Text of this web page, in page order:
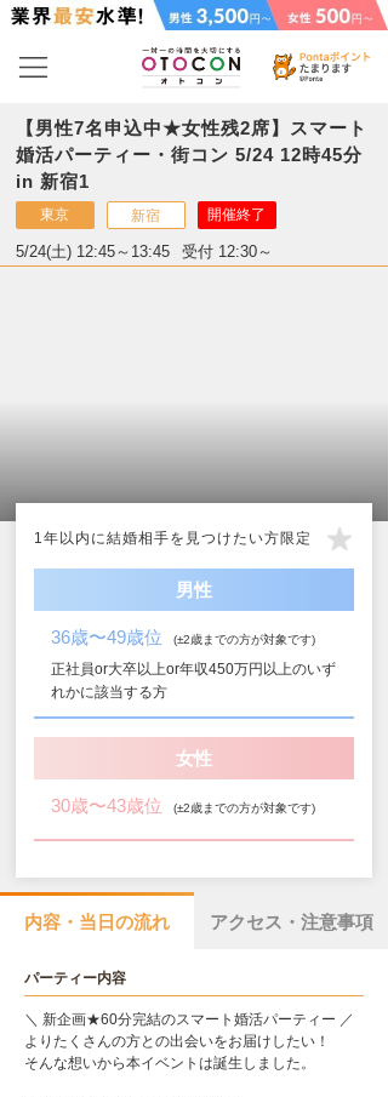
【男性7名申込中★女性残2席】スマート
婚活パーティー・街コン 5/24 12時45分
in 新宿1
東京 新宿 開催終了
5/24(土) 12:45～13:45 受付 12:30～
1年以内に結婚相手を見つけたい方限定
男性
36歳〜49歳位 (±2歳までの方が対象です)
正社員or大卒以上or年収450万円以上のいず
れかに該当する方
女性
30歳〜43歳位 (±2歳までの方が対象です)
内容・当日の流れ アクセス・注意事項
パーティー内容
＼ 新企画★60分完結のスマート婚活パーティー ／
よりたくさんの方との出会いをお届けしたい！
そんな想いから本イベントは誕生しました。